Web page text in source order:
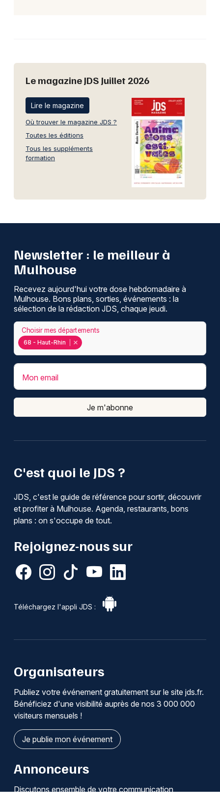
Le magazine JDS Juillet 2026
Lire le magazine
Où trouver le magazine JDS ?
Toutes les éditions
Tous les suppléments
formation
C'est quoi le JDS ?
JDS, c'est le guide de référence pour sortir, découvrir
et profiter à Mulhouse. Agenda, restaurants, bons
plans : on s'occupe de tout.
Rejoignez-nous sur
Téléchargez l'appli JDS :
Newsletter : le meilleur à
Mulhouse
Recevez aujourd'hui votre dose hebdomadaire à
Mulhouse. Bons plans, sorties, événements : la
sélection de la rédaction JDS, chaque jeudi.
68 - Haut-Rhin
Choisir mes départements
Mon email
Je m'abonne
Organisateurs
Publiez votre événement gratuitement sur le site jds.fr.
Bénéficiez d'une visibilité auprès de nos 3 000 000
visiteurs mensuels !
Je publie mon événement
Annonceurs
Discutons ensemble de votre communication